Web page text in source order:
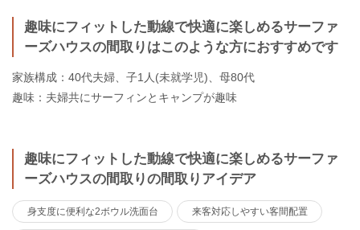
趣味にフィットした動線で快適に楽しめるサーファ
ーズハウスの間取りはこのような方におすすめです
家族構成：40代夫婦、子1人(未就学児)、母80代
趣味：夫婦共にサーフィンとキャンプが趣味
趣味にフィットした動線で快適に楽しめるサーファ
ーズハウスの間取りの間取りアイデア
身支度に便利な2ボウル洗面台 来客対応しやすい客間配置